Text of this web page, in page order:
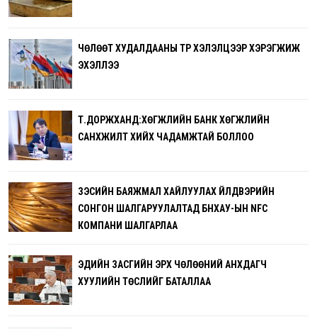
ЧӨЛӨӨТ ХУДАЛДААНЫ ТҮР ХЭЛЭЛЦЭЭР ХЭРЭГЖИЖ
ЭХЭЛЛЭЭ
Т.ДОРЖХАНД:ХӨГЖЛИЙН БАНК ХӨГЖЛИЙН
САНХҮҮЖИЛТ ХИЙХ ЧАДАМЖТАЙ БОЛЛОО
ЗЭСИЙН БАЯЖМАЛ ХАЙЛУУЛАХ ҮЙЛДВЭРИЙН
СОНГОН ШАЛГАРУУЛАЛТАД БНХАУ-ЫН NFC
КОМПАНИ ШАЛГАРЛАА
ЭДИЙН ЗАСГИЙН ЭРХ ЧӨЛӨӨНИЙ АНХДАГЧ
ХУУЛИЙН ТӨСЛИЙГ БАТАЛЛАА